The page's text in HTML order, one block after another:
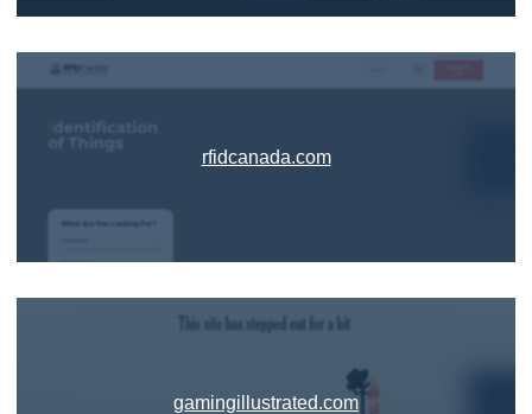
rfidcanada.com
gamingillustrated.com